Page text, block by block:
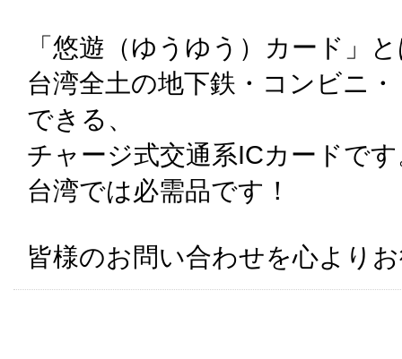
「悠遊（ゆうゆう）カード」
台湾全土の地下鉄・コンビニ
できる、
チャージ式交通系ICカードで
台湾では必需品です！
皆様のお問い合わせを心より